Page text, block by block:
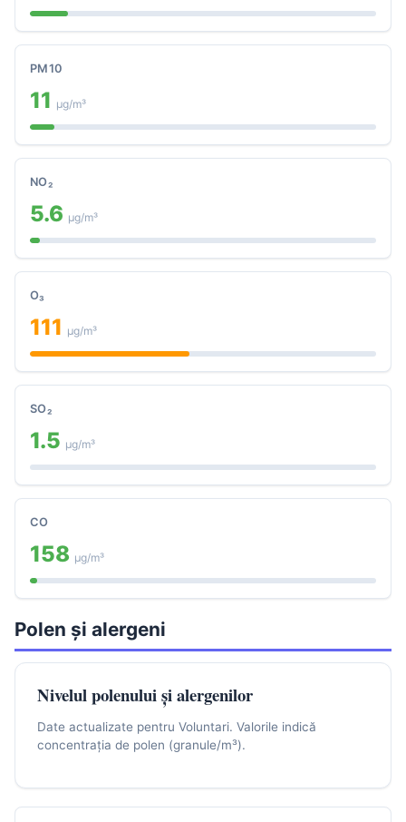
PM10
11 μg/m³
NO₂
5.6 μg/m³
O₃
111 μg/m³
SO₂
1.5 μg/m³
CO
158 μg/m³
Polen și alergeni
Nivelul polenului și alergenilor
Date actualizate pentru Voluntari. Valorile indică
concentrația de polen (granule/m³).